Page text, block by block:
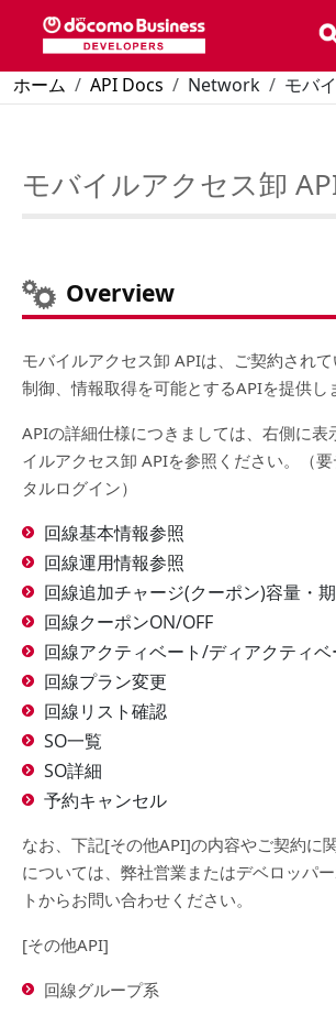
メインコンテンツに移動
パンくず
ホーム API Docs Network モバ
モバイルアクセス卸
Overview
モバイルアクセス卸 APIは、ご契約され
制御、情報取得を可能とするAPIを提供し
APIの詳細仕様につきましては、右側に表
イルアクセス卸 APIを参照ください。（
タルログイン）
回線基本情報参照
回線運用情報参照
回線追加チャージ(クーポン)容量・
回線クーポンON/OFF
回線アクティベート/ディアクティベ
回線プラン変更
回線リスト確認
SO一覧
SO詳細
予約キャンセル
なお、下記[その他API]の内容やご契約に
については、弊社営業またはデベロッパ
トからお問い合わせください。
[その他API]
回線グループ系